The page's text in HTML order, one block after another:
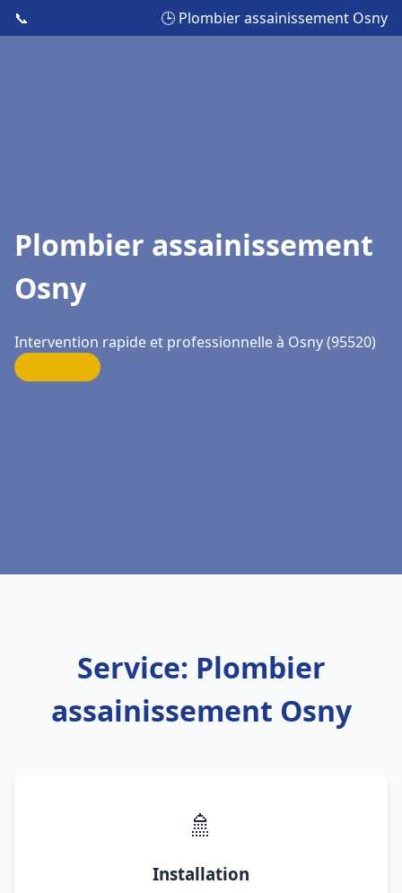
📞 🕒 Plombier assainissement Osny
Plombier assainissement
Osny
Intervention rapide et professionnelle à Osny (95520)
Service: Plombier
assainissement Osny
🚿
Installation